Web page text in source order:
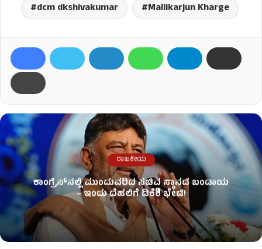
dcm dkshivakumar
Mallikarjun Kharge
ರಾಜಕೀಯ
ಕಾಂಗ್ರೆಸ್​ನಲ್ಲಿ ಮುಂದುವರಿದ ಸಚಿವ ಸ್ಥಾನದ ಬಂಡಾಯ
– ಇಂದು ದೆಹಲಿಗೆ ಡಿಕೆಶಿ ಭೇಟಿ!